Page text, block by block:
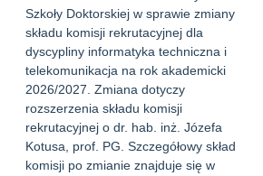
Szkoły Doktorskiej w sprawie zmiany
składu komisji rekrutacyjnej dla
dyscypliny informatyka techniczna i
telekomunikacja na rok akademicki
2026/2027. Zmiana dotyczy
rozszerzenia składu komisji
rekrutacyjnej o dr. hab. inż. Józefa
Kotusa, prof. PG. Szczegółowy skład
komisji po zmianie znajduje się w